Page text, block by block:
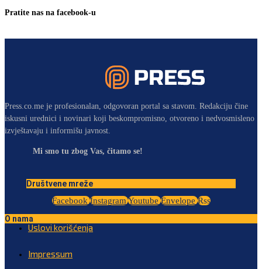
Pratite nas na facebook-u
Press.co.me je profesionalan, odgovoran portal sa stavom. Redakciju čine
iskusni urednici i novinari koji beskompromisno, otvoreno i nedvosmisleno
izvještavaju i informišu javnost.
Mi smo tu zbog Vas, čitamo se!
Društvene mreže
Facebook Instagram Youtube Envelope Rss
O nama
Uslovi korišćenja
Impressum